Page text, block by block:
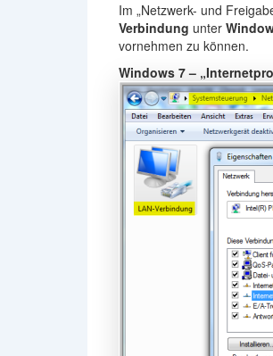
Im „Netzwerk- und
Verbindung unter
vornehmen zu können.
Windows 7 –